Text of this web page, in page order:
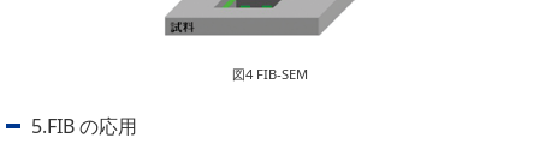
図4 FIB-SEM
5.FIB の応用